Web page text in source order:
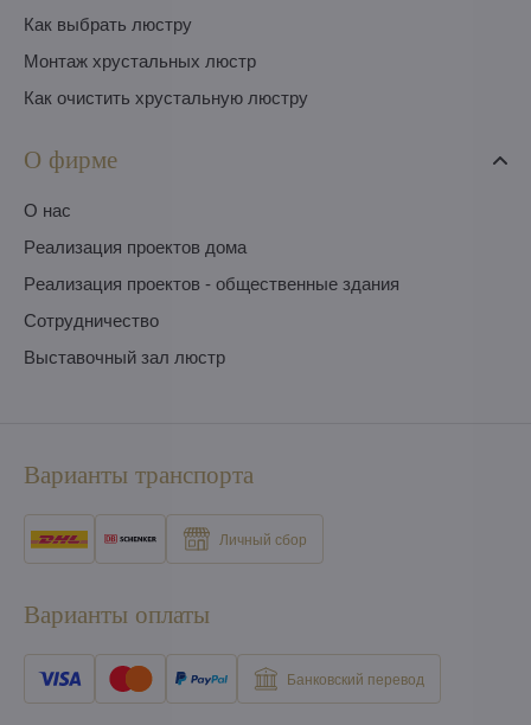
Как выбрать люстру
Монтаж хрустальных люстр
Как очистить хрустальную люстру
О фирме
O нас
Pеализация проектов дома
Pеализация проектов - общественные здания
Сотрудничество
Выставочный зал люстр
Варианты транспорта
Личный сбор
Варианты оплаты
Банковский перевод